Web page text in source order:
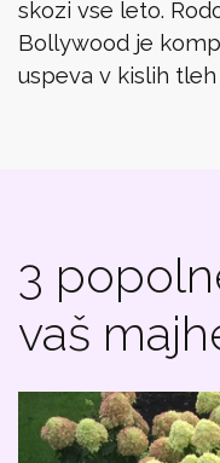
skozi vse leto.
Bollywood je
uspeva v kislih
3
vaš